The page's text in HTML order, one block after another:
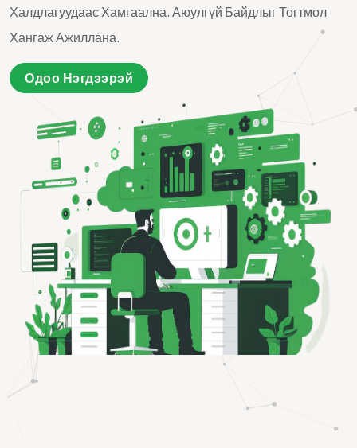
Халдлагуудаас Хамгаална. Аюулгүй Байдлыг Тогтмол
Хангаж Ажиллана.
Одоо Нэгдээрэй